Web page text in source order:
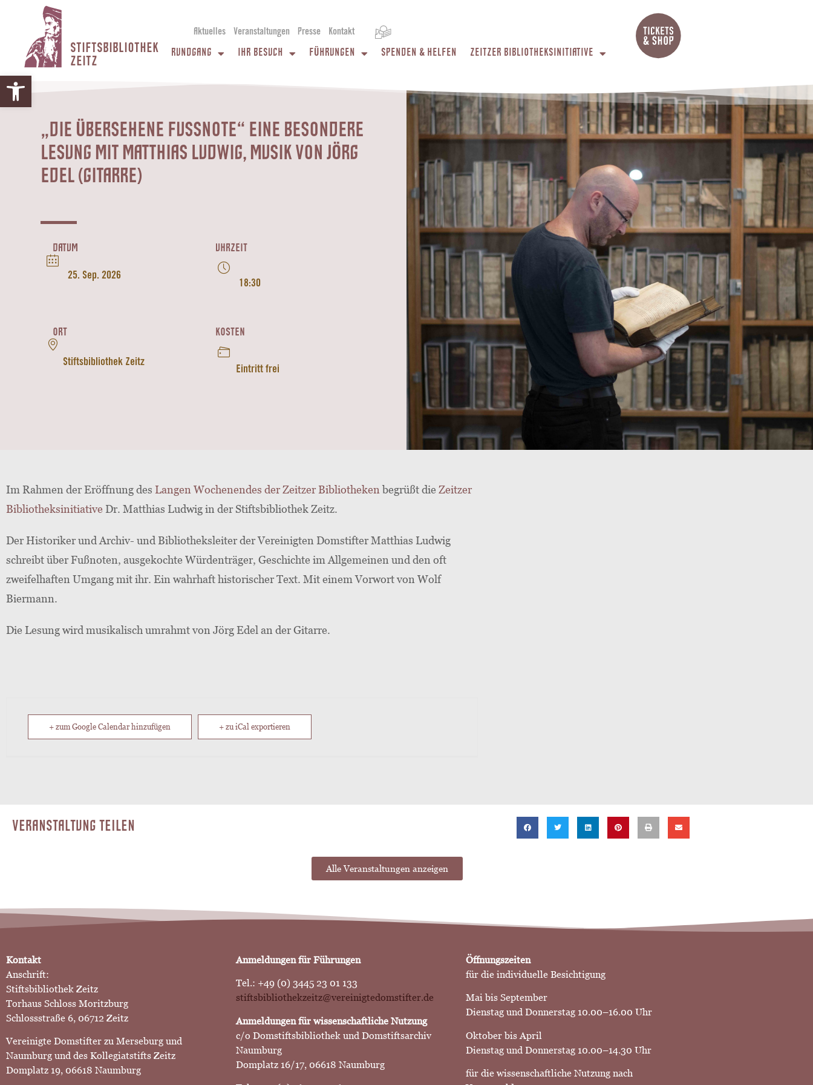
Werkzeugleiste öffnen
STIFTSBIBLIOTHEK
ZEITZ
Aktuelles Veranstaltungen Presse Kontakt
RUNDGANG IHR BESUCH FÜHRUNGEN SPENDEN & HELFEN ZEITZER BIBLIOTHEKSINITIATIVE
„DIE ÜBERSEHENE FUSSNOTE“ EINE BESONDERE L
ESUNG MIT MATTHIAS LUDWIG, MUSIK VON JÖRG E
DEL (GITARRE)
DATUM
25. Sep. 2026
UHRZEIT
18:30
ORT
Stiftsbibliothek Zeitz
KOSTEN
Eintritt frei
Im Rahmen der Eröffnung des Langen Wochenendes der Zeitzer Bibliotheken begrüßt die Zeitzer
Bibliotheksinitiative Dr. Matthias Ludwig in der Stiftsbibliothek Zeitz.
Der Historiker und Archiv- und Bibliotheksleiter der Vereinigten Domstifter Matthias Ludwig
schreibt über Fußnoten, ausgekochte Würdenträger, Geschichte im Allgemeinen und den oft
zweifelhaften Umgang mit ihr. Ein wahrhaft historischer Text. Mit einem Vorwort von Wolf
Biermann.
Die Lesung wird musikalisch umrahmt von Jörg Edel an der Gitarre.
+ zum Google Calendar hinzufügen + zu iCal exportieren
VERANSTALTUNG TEILEN
Alle Veranstaltungen anzeigen
Kontakt
Anschrift:
Stiftsbibliothek Zeitz
Torhaus Schloss Moritzburg
Schlossstraße 6, 06712 Zeitz
Vereinigte Domstifter zu Merseburg und
Naumburg und des Kollegiatstifts Zeitz
Domplatz 19, 06618 Naumburg
Anmeldungen für Führungen
Tel.: +49 (0) 3445 23 01 133
stiftsbibliothekzeitz@vereinigtedomstifter.de
Anmeldungen für wissenschaftliche Nutzung
c/o Domstiftsbibliothek und Domstiftsarchiv
Naumburg
Domplatz 16/17, 06618 Naumburg
Öffnungszeiten
für die individuelle Besichtigung
Mai bis September
Dienstag und Donnerstag 10.00–16.00 Uhr
Oktober bis April
Dienstag und Donnerstag 10.00–14.30 Uhr
für die wissenschaftliche Nutzung nach